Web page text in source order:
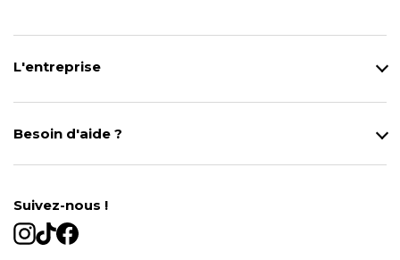
L'entreprise
Besoin d'aide ?
Contact
Gestion des cookies
Suivez-nous !